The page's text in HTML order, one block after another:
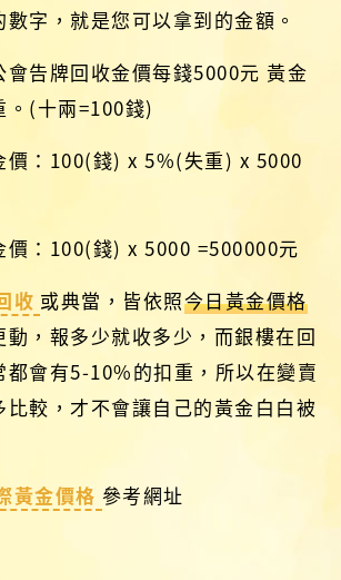
字，就是您可以拿到的金額。
會告牌回收金價每錢5000元 黃金
。(十兩=100錢)
價：100(錢) x 5%(失重) x 5000
價：100(錢) x 5000 =500000元
收 或典當，皆依照今日黃金價格
動，報多少就收多少，而銀樓在回
都會有5-10%的扣重，所以在變賣
比較，才不會讓自己的黃金白白被
黃金價格 參考網址